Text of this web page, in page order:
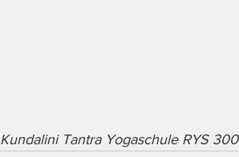
Kundalini Tantra Yogaschule RYS 300